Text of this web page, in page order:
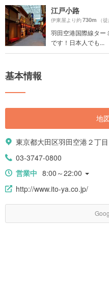
江戸小路
伊東屋より約730m （
羽田空港国際線ター
です！日本人でも...
基本情報
地
東京都大田区羽田空港２丁
03-3747-0800
営業中 8:00～22:00
http://www.ito-ya.co.jp/